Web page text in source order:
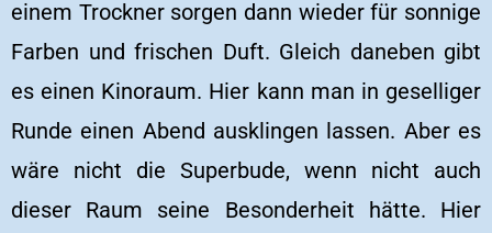
einem Trockner sorgen dann wieder für sonnige
Farben und frischen Duft. Gleich daneben gibt
es einen Kinoraum. Hier kann man in geselliger
Runde einen Abend ausklingen lassen. Aber es
wäre nicht die Superbude, wenn nicht auch
dieser Raum seine Besonderheit hätte. Hier